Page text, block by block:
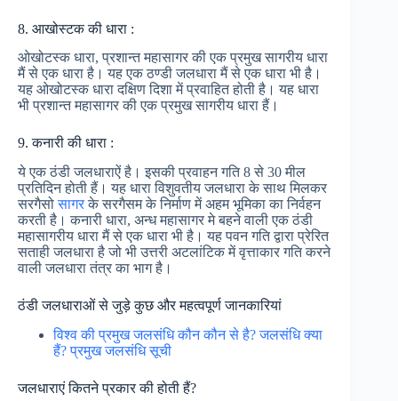
8. आखोस्टक की धारा :
ओखोटस्क धारा, प्रशान्त महासागर की एक प्रमुख सागरीय धारा
मैं से एक धारा है। यह एक ठण्डी जलधारा मैं से एक धारा भी है।
यह ओखोटस्क धारा दक्षिण दिशा में प्रवाहित होती है। यह धारा
भी प्रशान्त महासागर की एक प्रमुख सागरीय धारा हैं।
9. कनारी की धारा :
ये एक ठंडी जलधाराऐं है। इसकी प्रवाहन गति 8 से 30 मील
प्रतिदिन होती हैं। यह धारा विशुवतीय जलधारा के साथ मिलकर
सरगैसोसागरके सरगैसम के निर्माण में अहम भूमिका का निर्वहन
करती है। कनारी धारा, अन्ध महासागर मे बहने वाली एक ठंडी
महासागरीय धारा मैं से एक धारा भी है। यह पवन गति द्वारा प्रेरित
सताही जलधारा है जो भी उत्तरी अटलांटिक में वृत्ताकार गति करने
वाली जलधारा तंत्र का भाग है।
ठंडी जलधाराओं से जुड़े कुछ और महत्वपूर्ण जानकारियां
विश्व की प्रमुख जलसंधि कौन कौन से है? जलसंधि क्या
हैं? प्रमुख जलसंधि सूची
जलधाराएं कितने प्रकार की होती हैं?